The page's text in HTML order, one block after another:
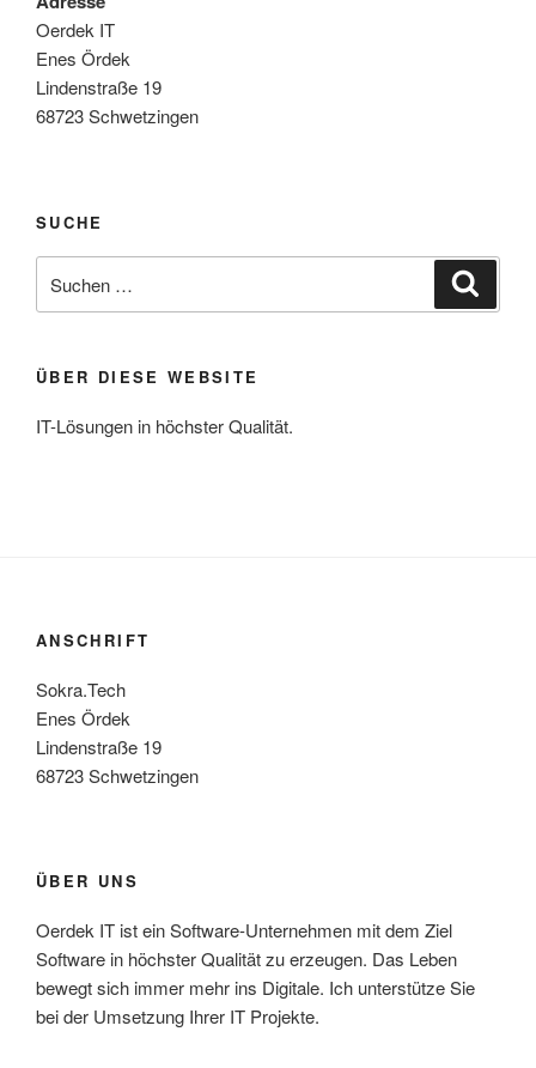
Oerdek IT
Enes Ördek
Lindenstraße 19
68723 Schwetzingen
SUCHE
nach:
ÜBER DIESE WEBSITE
IT-Lösungen in höchster Qualität.
ANSCHRIFT
Sokra.Tech
Enes Ördek
Lindenstraße 19
68723 Schwetzingen
ÜBER UNS
Oerdek IT ist ein Software-Unternehmen mit dem Ziel
Software in höchster Qualität zu erzeugen. Das Leben
bewegt sich immer mehr ins Digitale. Ich unterstütze Sie
bei der Umsetzung Ihrer IT Projekte.